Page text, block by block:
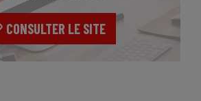
CONSULTER LE SITE